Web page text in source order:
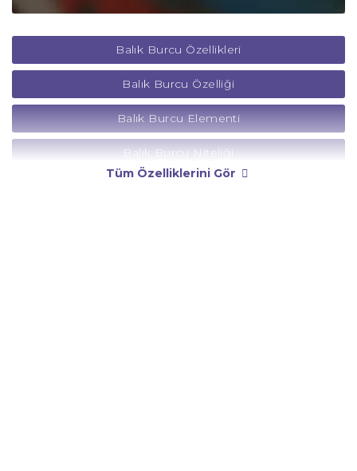
Balık Burcu Özellikleri
Balık Burcu Özelliği
Balık Burcu Elementi
Balık Burcu Niteliği
Tüm Özelliklerini Gör